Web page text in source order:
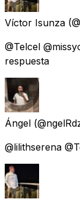
Víctor Isunza
@Telcel
respuesta
Ángel
@lilithserena